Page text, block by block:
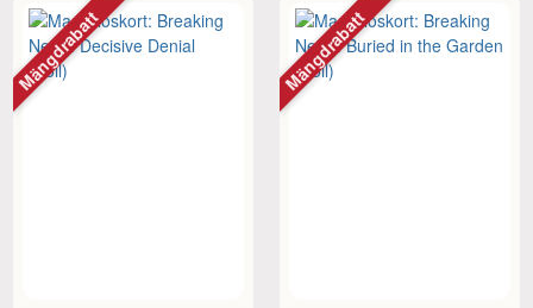
Mängdrabatt Mängdrabatt